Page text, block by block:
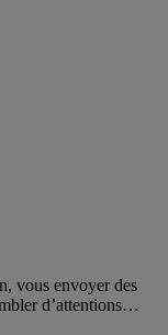
vous envoyer des
d’attentions…